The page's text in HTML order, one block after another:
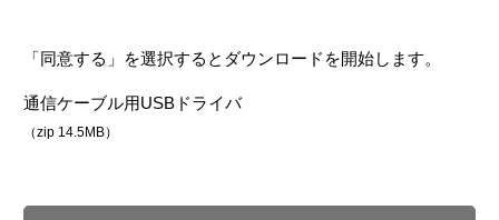
お客様は、本ソフトウェアの利用に必要な
ーターにダウンロードして使用することが
「同意する」を選択するとダウンロードを開始します。
通信ケーブル用USBドライバ
（zip 14.5MB）